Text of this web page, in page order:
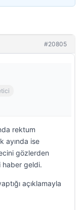
#20805
rektum
ayında ise
gözlerden
haber geldi.
açıklamayla